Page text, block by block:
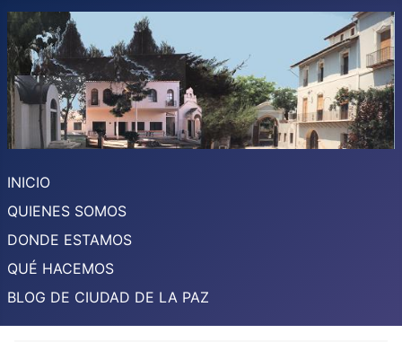
INICIO
QUIENES SOMOS
DONDE ESTAMOS
QUÉ HACEMOS
BLOG DE CIUDAD DE LA PAZ